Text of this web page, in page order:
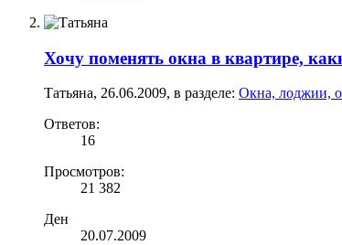
Хочу поменять окна в квартире,
Татьяна, 26.06.2009, в разделе: Окна, лоджии,
Ответов:
16
Просмотров:
21 382
Ден
20.07.2009